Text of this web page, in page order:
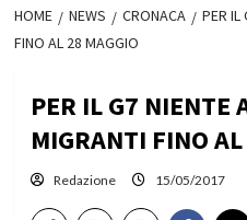
HOME NEWS CRONACA
PER IL
FINO AL 28 MAGGIO
PER IL G7 NIENTE
MIGRANTI FINO
Redazione 15/05/2017